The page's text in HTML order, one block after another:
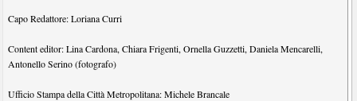
Capo Redattore:Loriana Curri
Content editor:Lina Cardona,Chiara Frigenti,Ornella Guzzetti,Daniela Mencarelli,
Antonello Serino (fotografo)
Ufficio Stampa della Città Metropolitana:Michele Brancale